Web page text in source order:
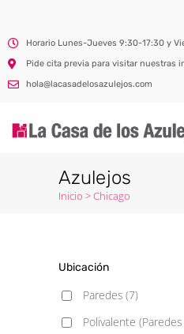
Horario Lunes-Jueves 9:30-17:30 y
Pide cita previa para visitar nuestras
hola@lacasadelosazulejos.com
Azulejos
Inicio >Chicago
Ubicación
Paredes (7)
Polivalente